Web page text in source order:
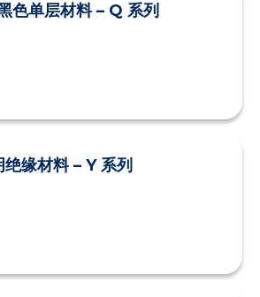
色单层材料 – Q 系列
缘材料 – Y 系列